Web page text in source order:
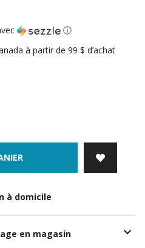
ⓘ
à partir de 99 $ d’achat
à domicile
en magasin